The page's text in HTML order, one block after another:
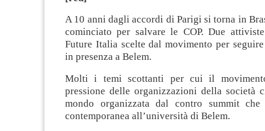
A 10 anni dagli accordi di Parigi si torna in
cominciato per salvare le COP. Due
Future Italia scelte dal movimento per
in presenza a Belem.
Molti i temi scottanti per cui il
pressione delle organizzazioni della società
mondo organizzata dal contro summit
contemporanea all’università di Belem.